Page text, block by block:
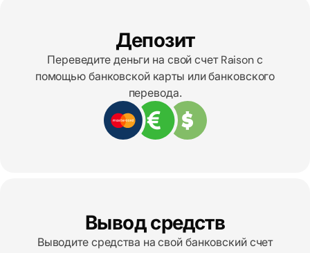
Депозит
Переведите деньги на свой счет Raison с
помощью банковской карты или банковского
перевода.
Вывод средств
Выводите средства на свой банковский счет